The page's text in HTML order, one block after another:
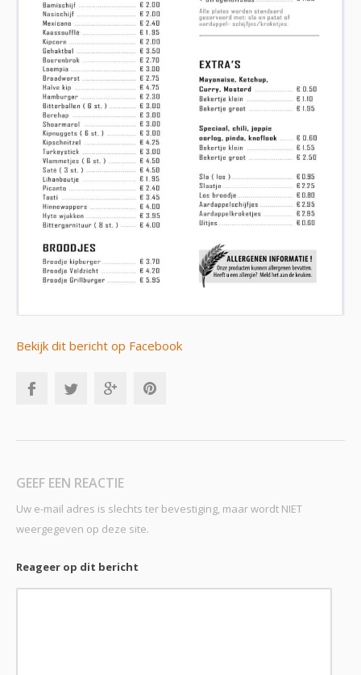
Bekijk dit bericht op Facebook
GEEF EEN REACTIE
Uw e-mail adres is slechts ter bevestiging, maar wordt NIET
weergegeven op deze site.
Reageer op dit bericht